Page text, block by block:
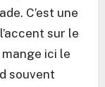
C’est une
sur le
ici le
souvent